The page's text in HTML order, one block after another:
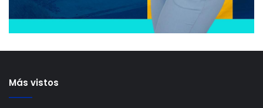
Más vistos